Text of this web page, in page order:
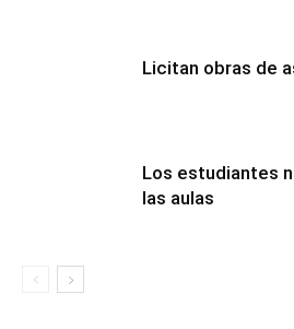
Licitan obras de
Los estudiantes
las aulas